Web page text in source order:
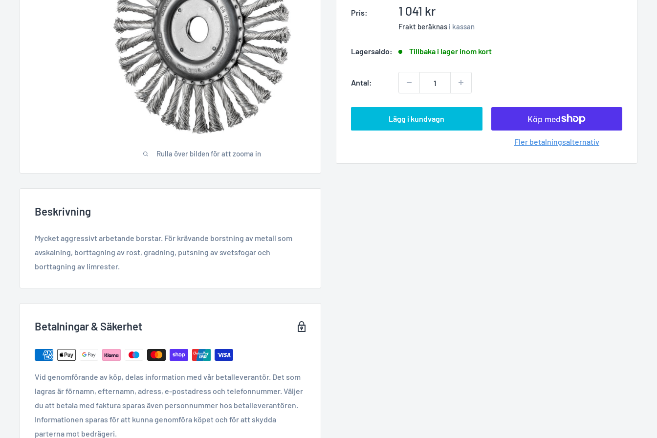
Rulla över bilden för att zooma in
Pris: Reapris
1 041 kr
Frakt beräknas i kassan
Lagersaldo: Tillbaka i lager inom kort
Antal:
Lägg i kundvagn
Fler betalningsalternativ
Beskrivning
Mycket aggressivt arbetande borstar. För krävande borstning av metall som
avskalning, borttagning av rost, gradning, putsning av svetsfogar och
borttagning av limrester.
Betalningar & Säkerhet
Vid genomförande av köp, delas information med vår betalleverantör. Det som
lagras är förnamn, efternamn, adress, e-postadress och telefonnummer. Väljer
du att betala med faktura sparas även personnummer hos betalleverantören.
Informationen sparas för att kunna genomföra köpet och för att skydda
parterna mot bedrägeri.